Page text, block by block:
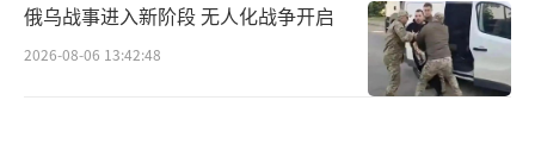
俄乌战事进入新阶段 无人化战争开启
2026-08-06 13:42:48